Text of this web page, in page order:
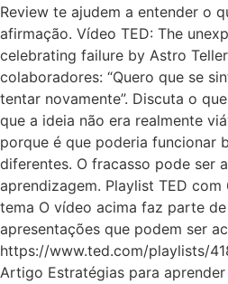
Review te ajudem a entender o
afirmação. Vídeo TED: The
celebrating failure by Astro
colaboradores: “Quero que se
tentar novamente”. Discuta o
que a ideia não era realmente
porque é que poderia funcionar
diferentes. O fracasso pode ser
aprendizagem. Playlist TED
tema O vídeo acima faz parte
apresentações que podem ser
https://www.ted.com/playlists/
Artigo Estratégias para